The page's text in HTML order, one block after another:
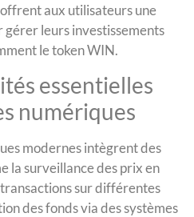
aux utilisateurs une
leurs investissements
le token WIN.
essentielles
numériques
modernes intègrent des
la surveillance des prix en
sur différentes
des fonds via des systèmes